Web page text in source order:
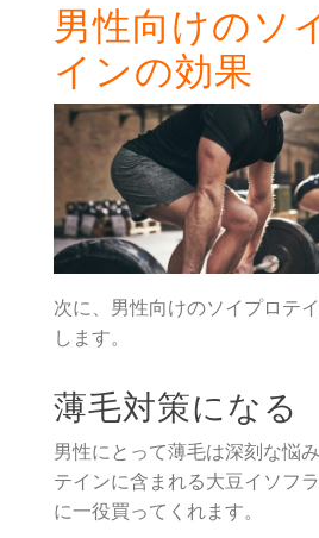
男性向けのソ
インの効果
次に、男性向けのソイプロテ
します。
薄毛対策になる
男性にとって薄毛は深刻な悩
テインに含まれる大豆イソフ
に一役買ってくれます。